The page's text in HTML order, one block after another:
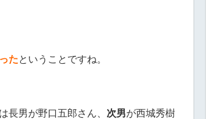
たということですね。
長男が野口五郎さん、 次男が西城秀樹